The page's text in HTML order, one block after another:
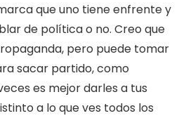
que uno tiene enfrente y
de política o no. Creo que
pero puede tomar
sacar partido, como
es mejor darles a tus
a lo que ves todos los